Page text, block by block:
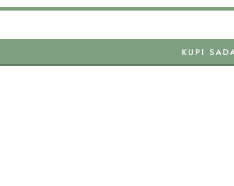
KUPI